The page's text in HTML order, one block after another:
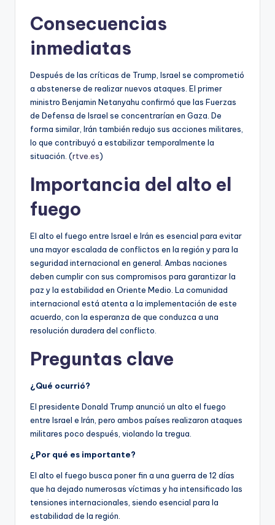
Consecuencias
inmediatas
Después de las críticas de Trump, Israel se comprometió
a abstenerse de realizar nuevos ataques. El primer
ministro Benjamin Netanyahu confirmó que las Fuerzas
de Defensa de Israel se concentrarían en Gaza. De
forma similar, Irán también redujo sus acciones militares,
lo que contribuyó a estabilizar temporalmente la
situación. (rtve.es)
Importancia del alto el
fuego
El alto el fuego entre Israel e Irán es esencial para evitar
una mayor escalada de conflictos en la región y para la
seguridad internacional en general. Ambas naciones
deben cumplir con sus compromisos para garantizar la
paz y la estabilidad en Oriente Medio. La comunidad
internacional está atenta a la implementación de este
acuerdo, con la esperanza de que conduzca a una
resolución duradera del conflicto.
Preguntas clave
¿Qué ocurrió?
El presidente Donald Trump anunció un alto el fuego
entre Israel e Irán, pero ambos países realizaron ataques
militares poco después, violando la tregua.
¿Por qué es importante?
El alto el fuego busca poner fin a una guerra de 12 días
que ha dejado numerosas víctimas y ha intensificado las
tensiones internacionales, siendo esencial para la
estabilidad de la región.